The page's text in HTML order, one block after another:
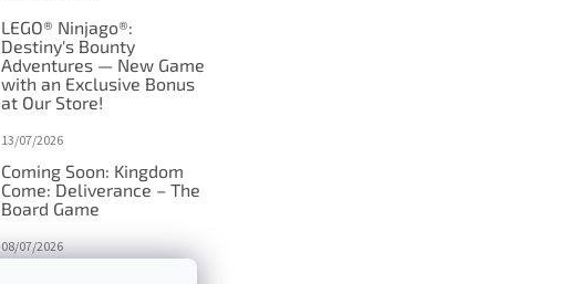
LEGO® Ninjago®:
Destiny's Bounty
Adventures — New Game
with an Exclusive Bonus
at Our Store!
13/07/2026
Coming Soon: Kingdom
Come: Deliverance – The
Board Game
08/07/2026